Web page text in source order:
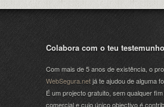
Colabora com o teu testemunho
Com mais de 5 anos de existência, o
WebSegura.netjá te ajudou de alguma
É um projecto gratuito, sem qualquer fim
comercial e cujo único objectivo é